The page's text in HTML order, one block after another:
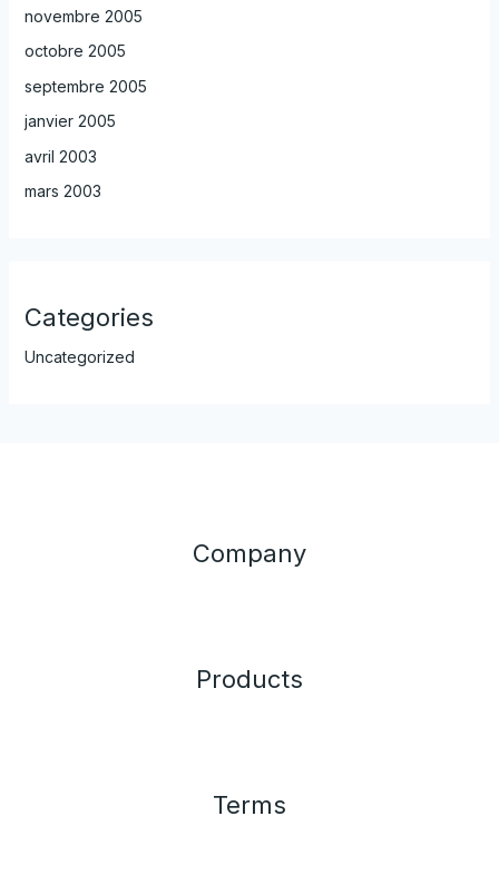
novembre 2005
octobre 2005
septembre 2005
janvier 2005
avril 2003
mars 2003
Categories
Uncategorized
Company
Products
Terms